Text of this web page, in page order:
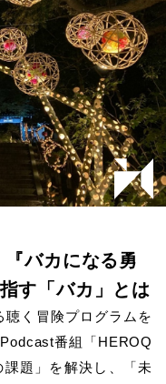
バカになる勇
す「バカ」とは
聴く冒険プログラムを
番組「HEROQ
題」を解決し、「未